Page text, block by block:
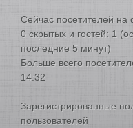
Сейчас посетителей на
0 скрытых и гостей: 1
последние 5 минут)
Больше всего
14:32
Зарегистрированные
пользователей